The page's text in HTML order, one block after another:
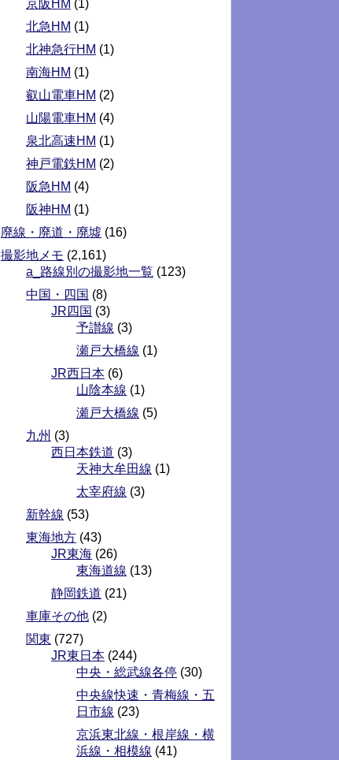
京阪HM (1)
北急HM (1)
北神急行HM (1)
南海HM (1)
叡山電車HM (2)
山陽電車HM (4)
泉北高速HM (1)
神戸電鉄HM (2)
阪急HM (4)
阪神HM (1)
廃線・廃道・廃墟 (16)
撮影地メモ (2,161)
a_路線別の撮影地一覧 (123)
中国・四国 (8)
JR四国 (3)
予讃線 (3)
瀬戸大橋線 (1)
JR西日本 (6)
山陰本線 (1)
瀬戸大橋線 (5)
九州 (3)
西日本鉄道 (3)
天神大牟田線 (1)
太宰府線 (3)
新幹線 (53)
東海地方 (43)
JR東海 (26)
東海道線 (13)
静岡鉄道 (21)
車庫その他 (2)
関東 (727)
JR東日本 (244)
中央・総武線各停 (30)
中央線快速・青梅線・五
日市線 (23)
京浜東北線・根岸線・横
浜線・相模線 (41)